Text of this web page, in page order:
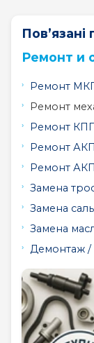
Пов’язані
Ремонт и
Ремонт
Ремонт
Ремонт
Ремонт
Ремонт
Замена
Замена
Замена
Демонтаж